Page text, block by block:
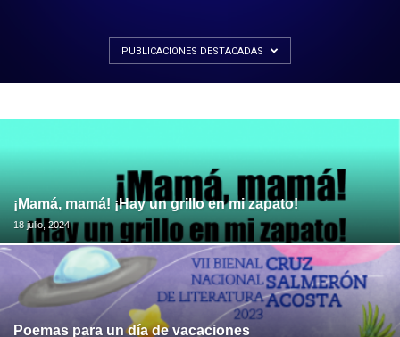
PUBLICACIONES DESTACADAS
¡Mamá, mamá! ¡Hay un grillo en mi zapato!
18 julio, 2024
Poemas para un día de vacaciones